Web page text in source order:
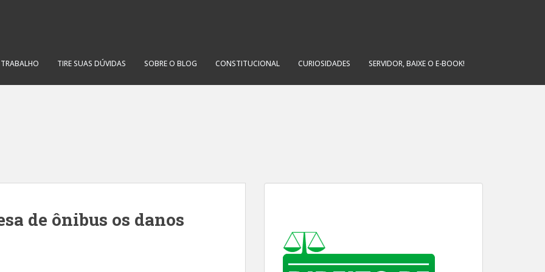
TIRE SUAS DÚVIDAS SOBRE O BLOG CONSTITUCIONAL CURIOSIDADES SERVIDOR, BAIXE O E-BOOK!
de ônibus os danos